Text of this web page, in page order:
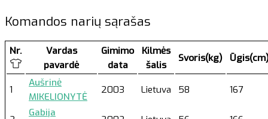
Komandos narių sąrašas
Nr.
Vardas
pavardė
Gimimo
data
Kilmės
šalis
Svoris(kg)
1
Aušrinė
MIKELIONYTĖ
2003 Lietuva 58 167
Gabija